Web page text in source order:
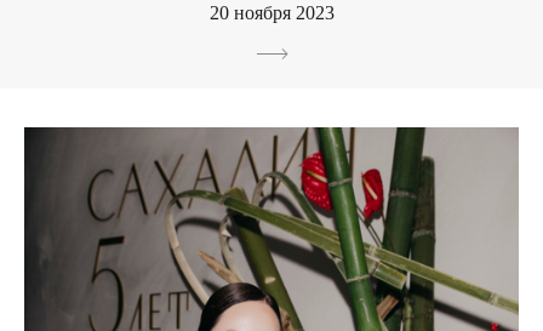
20 ноября 2023